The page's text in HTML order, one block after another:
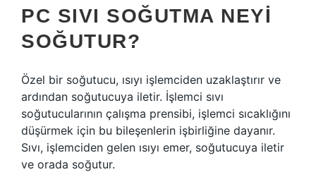
PC SIVI SOĞUTMA NEYI
SOĞUTUR?
Özel bir soğutucu, ısıyı işlemciden uzaklaştırır ve
ardından soğutucuya iletir. İşlemci sıvı
soğutucularının çalışma prensibi, işlemci sıcaklığını
düşürmek için bu bileşenlerin işbirliğine dayanır.
Sıvı, işlemciden gelen ısıyı emer, soğutucuya iletir
ve orada soğutur.